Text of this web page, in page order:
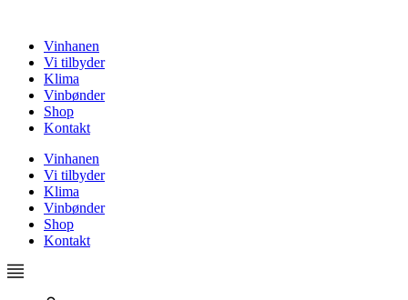
indholdVinhanen
Vi tilbyder
Klima
Vinbønder
Shop
Kontakt
Vinhanen
Vi tilbyder
Klima
Vinbønder
Shop
Kontakt